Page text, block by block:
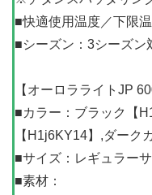
■快適使用温度／下限
■シーズン：3シーズン
【オーロラライトJP
■カラー：ブラック【
【H1j6KY14】,ダーク
■サイズ：レギュラー
■素材：